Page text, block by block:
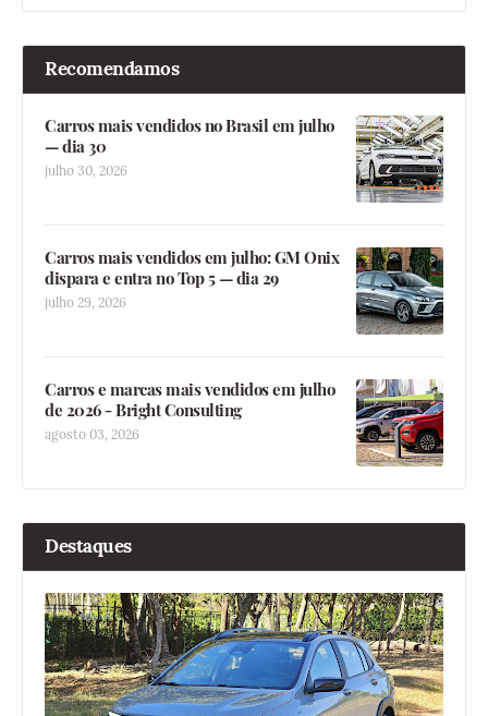
Recomendamos
Carros mais vendidos no Brasil em julho
— dia 30
julho 30, 2026
Carros mais vendidos em julho: GM Onix
dispara e entra no Top 5 — dia 29
julho 29, 2026
Carros e marcas mais vendidos em julho
de 2026 - Bright Consulting
agosto 03, 2026
Destaques